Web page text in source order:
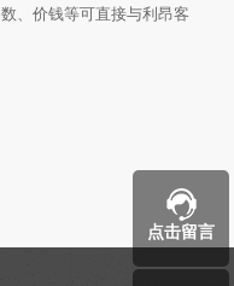
、价钱等可直接与利昂客
点击留言